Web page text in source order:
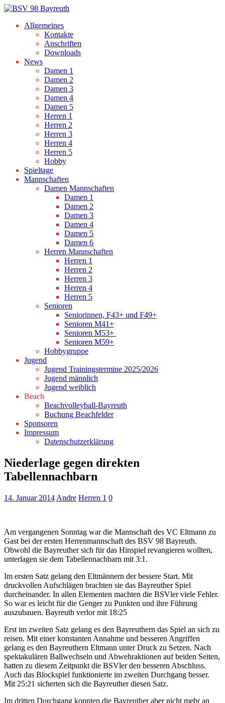
Allgemeines
Kontakte
Anschriften
Downloads
News
Damen 1
Damen 2
Damen 3
Damen 4
Damen 5
Herren 1
Herren 2
Herren 3
Herren 4
Herren 5
Hobby
Spieltage
Mannschaften
Damen Mannschaften
Damen 1
Damen 2
Damen 3
Damen 4
Damen 5
Damen 6
Herren Mannschaften
Herren 1
Herren 2
Herren 3
Herren 4
Herren 5
Senioren
Seniorinnen, F43+ und F49+
Senioren M41+
Senioren M53+
Senioren M59+
Hobbygruppe
Jugend
Jugend Trainingstermine 2025/2026
Jugend männlich
Jugend weiblich
Beach
Beachvolleyball-Bayreuth
Buchung Beachfelder
Sponsoren
Impressum
Datenschutzerklärung
Niederlage gegen direkten
Tabellennachbarn
14. Januar 2014 Andre Herren 1 0
Am vergangenen Sonntag war die Mannschaft des VC Eltmann zu
Gast bei der ersten Herrenmannschaft des BSV 98 Bayreuth.
Obwohl die Bayreuther sich für das Hinspiel revangieren wollten,
unterlagen sie dem Tabellennachbarn mit 3:1.
Im ersten Satz gelang den Eltmännern der bessere Start. Mit
druckvollen Aufschlägen brachten sie das Bayreuther Spiel
durcheinander. In allen Elementen machten die BSVler viele Fehler.
So war es leicht für die Genger zu Punkten und ihre Führung
auszubauen. Bayreuth verlor mit 18:25
Erst im zweiten Satz gelang es den Bayreuthern das Spiel an sich zu
reisen. Mit einer konstanten Annahme und besseren Angriffen
gelang es den Bayreuthern Eltmann unter Druck zu Setzen. Nach
spektakulären Ballwechseln und Abwehraktionen auf beiden Seiten,
hatten zu diesem Zeitpunkt die BSVler den besseren Abschluss.
Auch das Blockspiel funktionierte im zweiten Durchgang besser.
Mit 25:21 sicherten sich die Bayreuther diesen Satz.
Im dritten Durchgang konnten die Bayreuther aber nicht mehr an